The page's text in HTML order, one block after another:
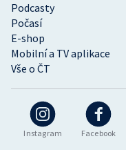
Instagram Facebook
Podcasty
Počasí
E-shop
Mobilní a TV aplikace
Vše o ČT